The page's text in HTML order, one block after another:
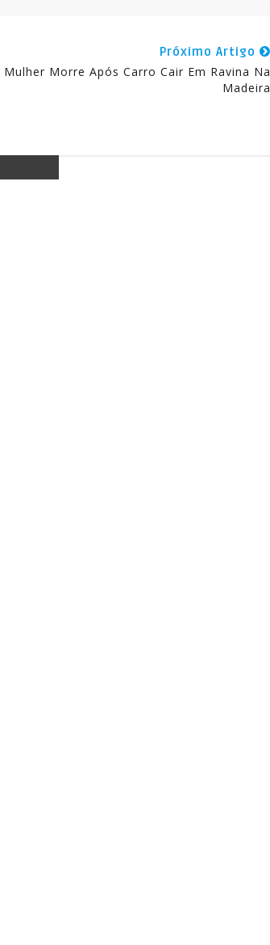
Próximo Artigo
Mulher Morre Após Carro Cair Em Ravina Na
Madeira